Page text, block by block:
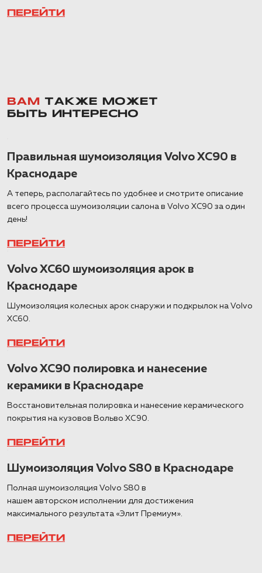
ПЕРЕЙТИ
ВАМ
ТАКЖЕ МОЖЕТ
БЫТЬ ИНТЕРЕСНО
Правильная шумоизоляция Volvo XC90 в
Краснодаре
А теперь, располагайтесь по удобнее и смотрите описание
всего процесса шумоизоляции салона в Volvo XC90 за один
день!
ПЕРЕЙТИ
Volvo XC60 шумоизоляция арок в
Краснодаре
Шумоизоляция колесных арок снаружи и подкрылок на Volvo
XC60.
ПЕРЕЙТИ
Volvo XC90 полировка и нанесение
керамики в Краснодаре
Восстановительная полировка и нанесение керамического
покрытия на кузовов Вольво ХС90.
ПЕРЕЙТИ
Шумоизоляция Volvo S80 в Краснодаре
Полная шумоизоляция Volvo S80 в
нашем авторском исполнении для достижения
максимального результата «Элит Премиум».
ПЕРЕЙТИ